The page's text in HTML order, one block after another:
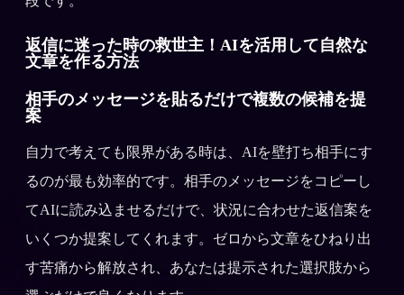
返信に迷った時の救世主！AIを活用して自然な
文章を作る方法
相手のメッセージを貼るだけで複数の候補を提
案
自力で考えても限界がある時は、AIを壁打ち相手にす
るのが最も効率的です。相手のメッセージをコピーし
てAIに読み込ませるだけで、状況に合わせた返信案を
いくつか提案してくれます。ゼロから文章をひねり出
す苦痛から解放され、あなたは提示された選択肢から